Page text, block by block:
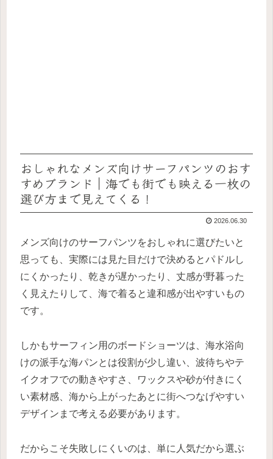
おしゃれなメンズ向けサーフパンツのおす
すめブランド｜海でも街でも映える一枚の
選び方まで見えてくる！
2026.06.30
メンズ向けのサーフパンツをおしゃれに選びたいと
思っても、実際には見た目だけで決めるとパドルし
にくかったり、乾きが遅かったり、丈感が野暮った
く見えたりして、海で着ると違和感が出やすいもの
です。
しかもサーフィン用のボードショーツは、海水浴向
けの派手な海パンとは役割が少し違い、波待ちやテ
イクオフでの動きやすさ、ワックスや砂が付きにく
い素材感、海から上がったあとに街へつなげやすい
デザインまで考える必要があります。
だからこそ失敗しにくいのは、単に人気だから選ぶ